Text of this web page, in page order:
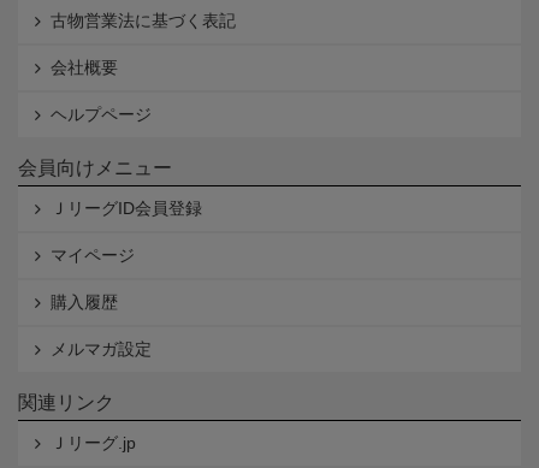
古物営業法に基づく表記
会社概要
ヘルプページ
会員向けメニュー
ＪリーグID会員登録
マイページ
購入履歴
メルマガ設定
関連リンク
Ｊリーグ.jp